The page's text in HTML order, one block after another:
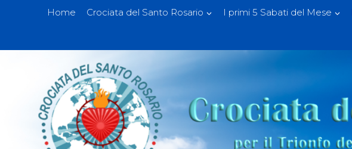
Home Crociata del Santo Rosario I primi 5 Sabati del Mese